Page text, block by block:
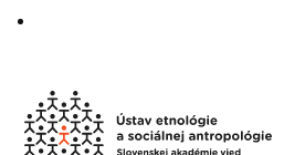
Preskočiť